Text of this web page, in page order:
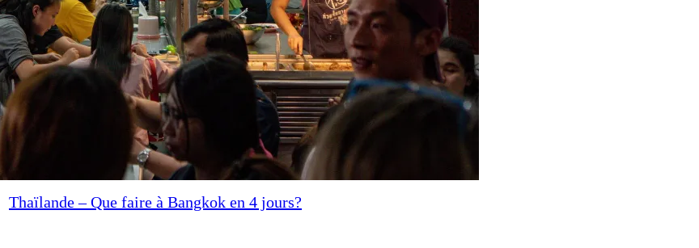
Thaïlande – Que faire à Bangkok en 4 jours?